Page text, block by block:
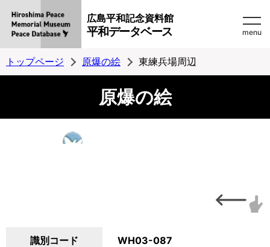
広島平和記念資料館
平和データベース menu
トップページ 原爆の絵 東練兵場周辺
原爆の絵
識別コード WH03-087